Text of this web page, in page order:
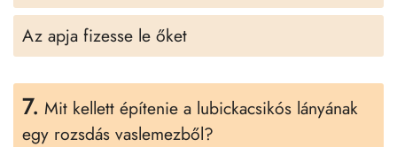
Az apja fizesse le őket
7. Mit kellett építenie a lubickacsikós lányának
egy rozsdás vaslemezből?